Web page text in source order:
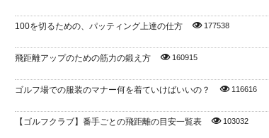
100を切るための、パッティング上達の仕方 177538
飛距離アップのための筋力の鍛え方 160915
ゴルフ場での服装のマナー何を着ていけばいいの？ 116616
【ゴルフクラブ】番手ごとの飛距離の目安一覧表 103032